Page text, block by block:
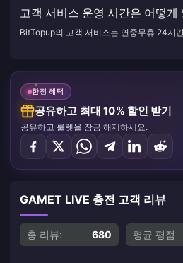
고객 서비스 운영 시간은 어떻게
BitTopup의 고객 서비스는 연중무휴 24시
한정 혜택
공유하고 최대 10% 할인 받기
공유하고 룰렛을 잠금 해제하세요.
GAMET LIVE 충전 고객 리뷰
총 리뷰: 680 평균 평점